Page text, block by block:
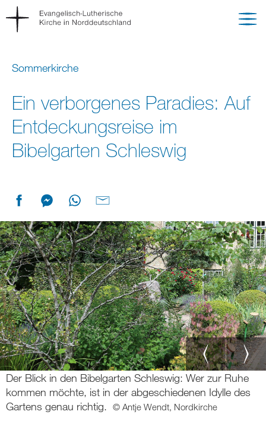
Sommerkirche
Ein verborgenes Paradies: Auf
Entdeckungsreise im
Bibelgarten Schleswig
Der Blick in den Bibelgarten Schleswig: Wer zur Ruhe
kommen möchte, ist in der abgeschiedenen Idylle des
Gartens genau richtig.
© Antje Wendt, Nordkirche